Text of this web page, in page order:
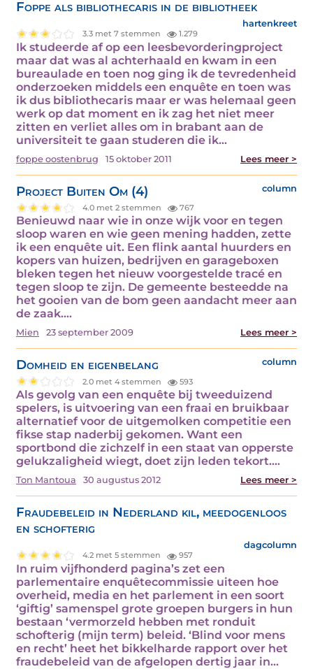
Foppe als bibliothecaris in de bibliotheek
hartenkreet
3.3 met 7 stemmen 1.279
Ik studeerde af op een leesbevorderingproject
maar dat was al achterhaald en kwam in een
bureaulade en toen nog ging ik de tevredenheid
onderzoeken middels een enquête en toen was
ik dus bibliothecaris maar er was helemaal geen
werk op dat moment en ik zag het niet meer
zitten en verliet alles om in brabant aan de
universiteit te gaan studeren die ik…
foppe oostenbrug 15 oktober 2011 Lees meer >
Project Buiten Om (4) column
4.0 met 2 stemmen 767
Benieuwd naar wie in onze wijk voor en tegen
sloop waren en wie geen mening hadden, zette
ik een enquête uit. Een flink aantal huurders en
kopers van huizen, bedrijven en garageboxen
bleken tegen het nieuw voorgestelde tracé en
tegen sloop te zijn. De gemeente besteedde na
het gooien van de bom geen aandacht meer aan
de zaak.…
Mien 23 september 2009 Lees meer >
Domheid en eigenbelang column
2.0 met 4 stemmen 593
Als gevolg van een enquête bij tweeduizend
spelers, is uitvoering van een fraai en bruikbaar
alternatief voor de uitgemolken competitie een
fikse stap naderbij gekomen. Want een
sportbond die zichzelf in een staat van opperste
gelukzaligheid wiegt, doet zijn leden tekort.…
Ton Mantoua 30 augustus 2012 Lees meer >
Fraudebeleid in Nederland kil, meedogenloos
en schofterig
dagcolumn
4.2 met 5 stemmen 957
In ruim vijfhonderd pagina’s zet een
parlementaire enquêtecommissie uiteen hoe
overheid, media en het parlement in een soort
‘giftig’ samenspel grote groepen burgers in hun
bestaan ‘vermorzeld hebben met ronduit
schofterig (mijn term) beleid. ‘Blind voor mens
en recht’ heet het bikkelharde rapport over het
fraudebeleid van de afgelopen dertig jaar in…